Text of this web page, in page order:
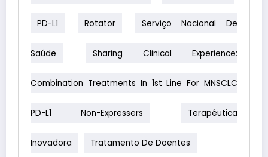
PD-L1 Rotator Serviço Nacional De
Saúde Sharing Clinical Experience:
Combination Treatments In 1st Line For MNSCLC
PD-L1 Non-Expressers Terapêutica
Inovadora Tratamento De Doentes